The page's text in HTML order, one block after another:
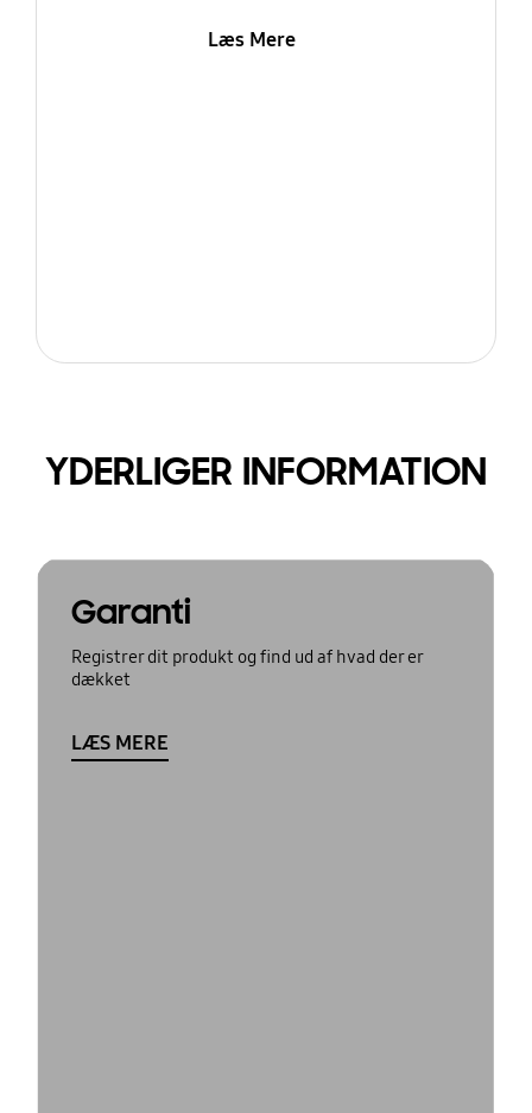
Læs Mere
YDERLIGER INFORMATION
Garanti
Registrer dit produkt og find ud af hvad der er
dækket
LÆS MERE